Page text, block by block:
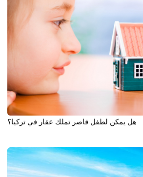
هل يمكن لطفل قاصر تملك عقار في تركيا؟